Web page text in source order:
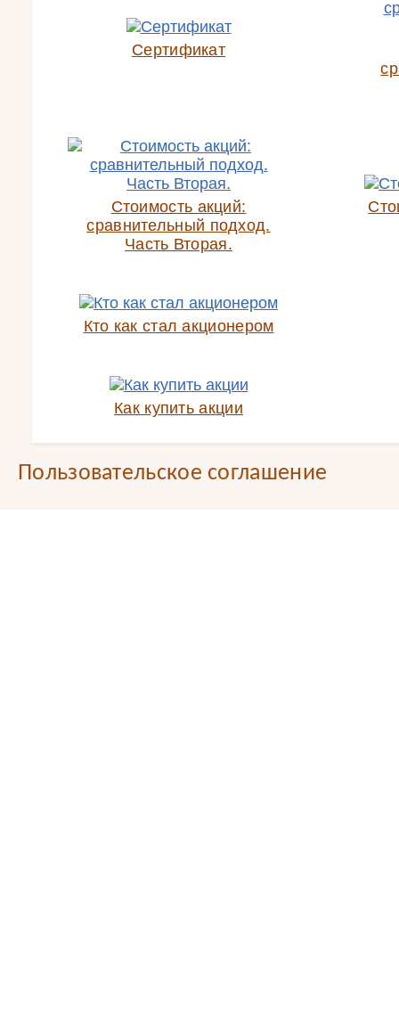
Сертификат
Стоимость акций:
сравнительный подход.
Часть Вторая.
Кто как стал акционером
Как купить акции
Пользовательское соглашение